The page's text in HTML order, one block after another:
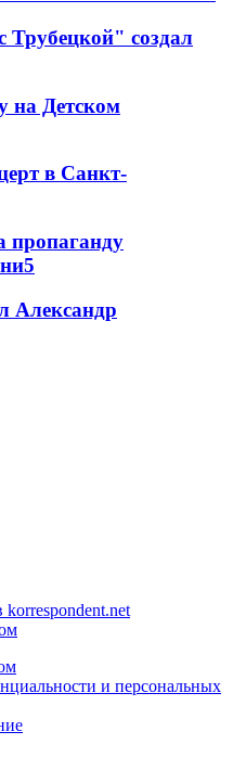
создал
на Детском
в Санкт-
пропаганду
5
Александр
и персональных